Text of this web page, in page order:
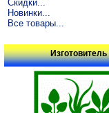
Скидки...
Новинки...
Все товары...
Изготовитель